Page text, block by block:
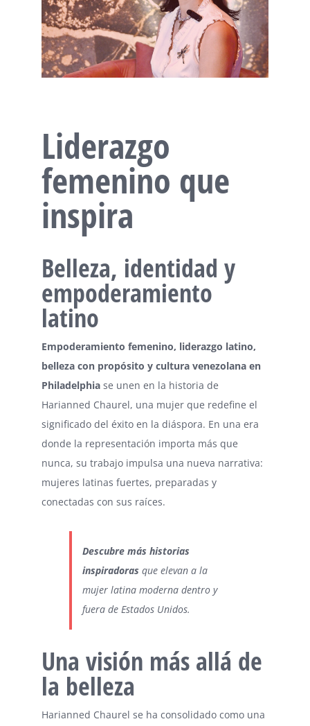
Liderazgo
femenino que
inspira
Belleza, identidad y
empoderamiento
latino
Empoderamiento femenino, liderazgo latino,
belleza con propósito y cultura venezolana en
Philadelphia se unen en la historia de
Harianned Chaurel, una mujer que redefine el
significado del éxito en la diáspora. En una era
donde la representación importa más que
nunca, su trabajo impulsa una nueva narrativa:
mujeres latinas fuertes, preparadas y
conectadas con sus raíces.
Descubre más historias
inspiradoras que elevan a la
mujer latina moderna dentro y
fuera de Estados Unidos.
Una visión más allá de
la belleza
Harianned Chaurel se ha consolidado como una